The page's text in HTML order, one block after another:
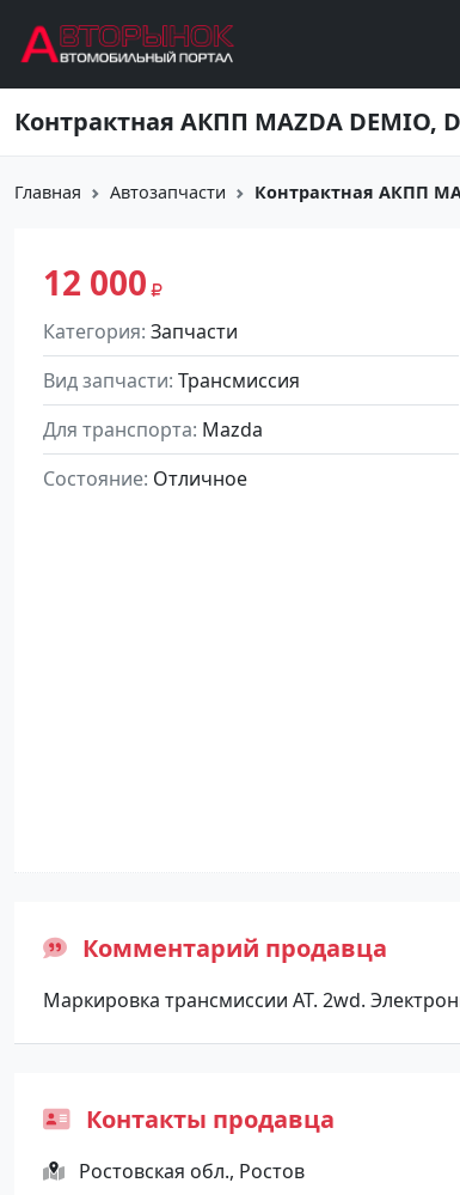
Контрактная АКПП MAZDA DEMIO,
Главная Автозапчасти Контрактная АКПП
12 000
Категория Запчасти
Вид запчасти Трансмиссия
Для транспорта Mazda
Состояние Отличное
Комментарий продавца
Маркировка трансмиссии AT. 2wd.
Контакты продавца
Ростовская обл., Ростов